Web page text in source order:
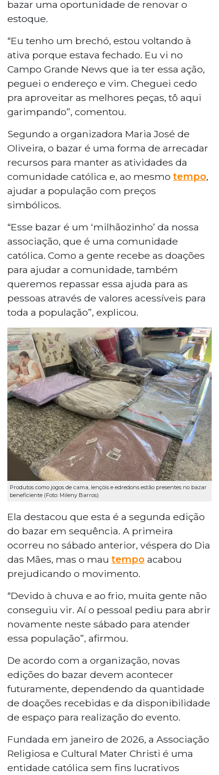
bazar uma oportunidade de renovar o
estoque.
“Eu tenho um brechó, estou voltando à
ativa porque estava fechado. Eu vi no
Campo Grande News que ia ter essa ação,
peguei o endereço e vim. Cheguei cedo
pra aproveitar as melhores peças, tô aqui
garimpando”, comentou.
Segundo a organizadora Maria José de
Oliveira, o bazar é uma forma de arrecadar
recursos para manter as atividades da
comunidade católica e, ao mesmo tempo,
ajudar a população com preços
simbólicos.
“Esse bazar é um ‘milhãozinho’ da nossa
associação, que é uma comunidade
católica. Como a gente recebe as doações
para ajudar a comunidade, também
queremos repassar essa ajuda para as
pessoas através de valores acessíveis para
toda a população”, explicou.
Produtos como jogos de cama, lençóis e edredons estão presentes no bazar
beneficiente (Foto: Mileny Barros)
Ela destacou que esta é a segunda edição
do bazar em sequência. A primeira
ocorreu no sábado anterior, véspera do Dia
das Mães, mas o mau tempo acabou
prejudicando o movimento.
“Devido à chuva e ao frio, muita gente não
conseguiu vir. Aí o pessoal pediu para abrir
novamente neste sábado para atender
essa população”, afirmou.
De acordo com a organização, novas
edições do bazar devem acontecer
futuramente, dependendo da quantidade
de doações recebidas e da disponibilidade
de espaço para realização do evento.
Fundada em janeiro de 2026, a Associação
Religiosa e Cultural Mater Christi é uma
entidade católica sem fins lucrativos